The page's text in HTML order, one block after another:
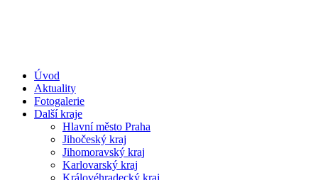
Úvod
Aktuality
Fotogalerie
Další kraje
Hlavní město Praha
Jihočeský kraj
Jihomoravský kraj
Karlovarský kraj
Královéhradecký kraj